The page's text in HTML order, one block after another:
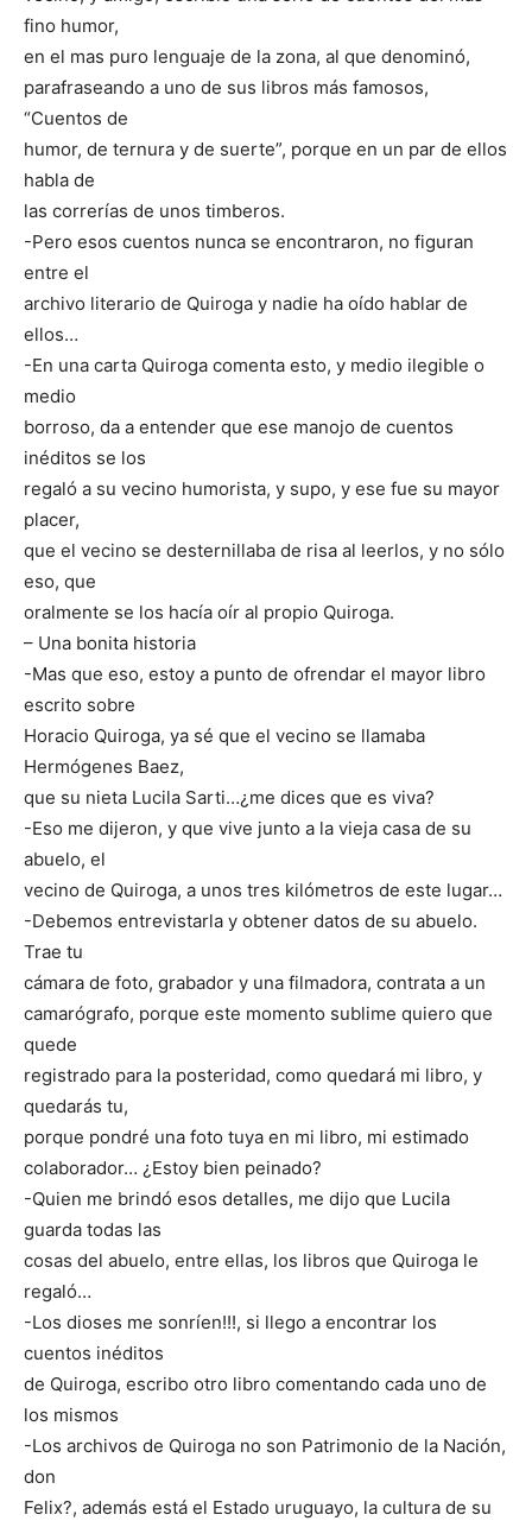
fino humor,
en el mas puro lenguaje de la zona, al que denominó,
parafraseando a uno de sus libros más famosos,
“Cuentos de
humor, de ternura y de suerte”, porque en un par de ellos
habla de
las correrías de unos timberos.
-Pero esos cuentos nunca se encontraron, no figuran
entre el
archivo literario de Quiroga y nadie ha oído hablar de
ellos…
-En una carta Quiroga comenta esto, y medio ilegible o
medio
borroso, da a entender que ese manojo de cuentos
inéditos se los
regaló a su vecino humorista, y supo, y ese fue su mayor
placer,
que el vecino se desternillaba de risa al leerlos, y no sólo
eso, que
oralmente se los hacía oír al propio Quiroga.
– Una bonita historia
-Mas que eso, estoy a punto de ofrendar el mayor libro
escrito sobre
Horacio Quiroga, ya sé que el vecino se llamaba
Hermógenes Baez,
que su nieta Lucila Sarti…¿me dices que es viva?
-Eso me dijeron, y que vive junto a la vieja casa de su
abuelo, el
vecino de Quiroga, a unos tres kilómetros de este lugar…
-Debemos entrevistarla y obtener datos de su abuelo.
Trae tu
cámara de foto, grabador y una filmadora, contrata a un
camarógrafo, porque este momento sublime quiero que
quede
registrado para la posteridad, como quedará mi libro, y
quedarás tu,
porque pondré una foto tuya en mi libro, mi estimado
colaborador… ¿Estoy bien peinado?
-Quien me brindó esos detalles, me dijo que Lucila
guarda todas las
cosas del abuelo, entre ellas, los libros que Quiroga le
regaló…
-Los dioses me sonríen!!!, si llego a encontrar los
cuentos inéditos
de Quiroga, escribo otro libro comentando cada uno de
los mismos
-Los archivos de Quiroga no son Patrimonio de la Nación,
don
Felix?, además está el Estado uruguayo, la cultura de su